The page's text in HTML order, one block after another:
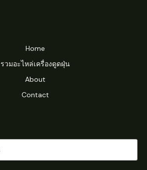
Home
รวมอะไหล่เครื่องดูดฝุ่น
About
Contact